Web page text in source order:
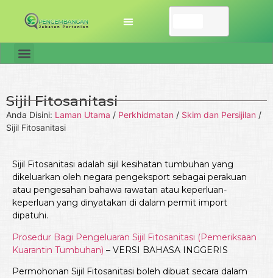
Sijil Fitosanitasi
Anda Disini: Laman Utama / Perkhidmatan / Skim dan Persijilan /
Sijil Fitosanitasi
Sijil Fitosanitasi adalah sijil kesihatan tumbuhan yang
dikeluarkan oleh negara pengeksport sebagai perakuan
atau pengesahan bahawa rawatan atau keperluan-
keperluan yang dinyatakan di dalam permit import
dipatuhi.
Prosedur Bagi Pengeluaran Sijil Fitosanitasi (Pemeriksaan
Kuarantin Tumbuhan) – VERSI BAHASA INGGERIS
Permohonan Sijil Fitosanitasi boleh dibuat secara dalam